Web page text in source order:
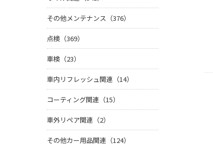
その他メンテナンス（376）
点検（369）
車検（23）
車内リフレッシュ関連（14）
コーティング関連（15）
車外リペア関連（2）
その他カー用品関連（124）